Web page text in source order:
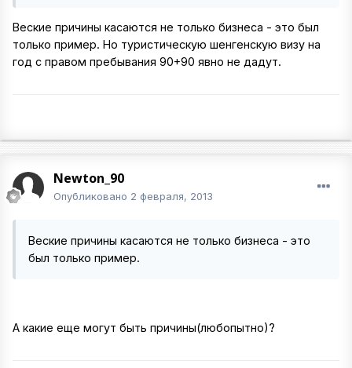
Веские причины касаются не только бизнеса - это был
только пример. Но туристическую шенгенскую визу на
год с правом пребывания 90+90 явно не дадут.
Newton_90
Опубликовано 2 февраля, 2013
Веские причины касаются не только бизнеса - это
был только пример.
А какие еще могут быть причины(любопытно)?